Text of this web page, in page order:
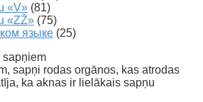
«V» (81)
«ZŽ» (75)
языке (25)
sapņiem
sapņi rodas orgānos, kas atrodas
ka aknas ir lielākais sapņu